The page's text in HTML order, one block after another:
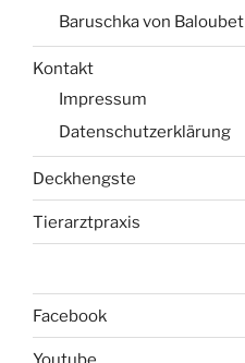
Baruschka von
Kontakt
Impressum
Datenschutzerklärung
Deckhengste
Tierarztpraxis
Facebook